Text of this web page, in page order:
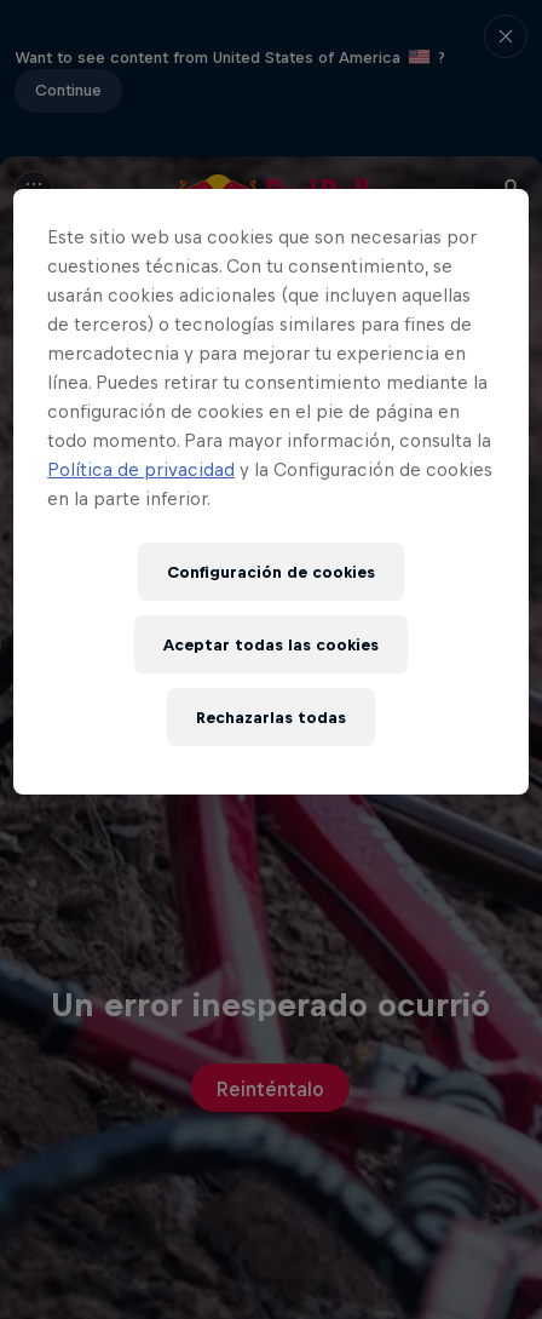
Want to see content from United States of America
?
Continue
Un error inesperado ocurrió
Reinténtalo
Este sitio web usa cookies que son necesarias por
cuestiones técnicas. Con tu consentimiento, se
usarán cookies adicionales (que incluyen aquellas
de terceros) o tecnologías similares para fines de
mercadotecnia y para mejorar tu experiencia en
línea. Puedes retirar tu consentimiento mediante la
configuración de cookies en el pie de página en
todo momento. Para mayor información, consulta la
Política de privacidad y la Configuración de cookies
en la parte inferior.
Configuración de cookies
Rechazarlas todas
Aceptar todas las cookies